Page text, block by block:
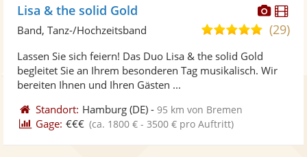
Lisa & the solid Gold
5,0
5
(29)
Band, Tanz-/Hochzeitsband
Lassen Sie sich feiern! Das Duo Lisa & the solid Gold
begleitet Sie an Ihrem besonderen Tag musikalisch. Wir
bereiten Ihnen und Ihren Gästen ...
Standort: Hamburg (DE) -95 km von Bremen
Gage: €€€ (ca. 1800 € - 3500 € pro Auftritt)